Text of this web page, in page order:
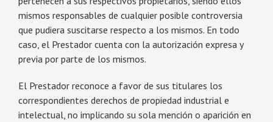
mismos responsables de cualquier posible controversia
que pudiera suscitarse respecto a los mismos. En todo
caso, el Prestador cuenta con la autorización expresa y
previa por parte de los mismos.
El Prestador reconoce a favor de sus titulares los
correspondientes derechos de propiedad industrial e
intelectual, no implicando su sola mención o aparición en